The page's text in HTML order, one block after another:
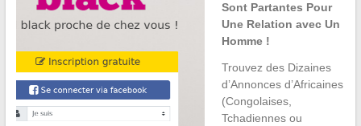
Sont Partantes Pour
Une Relation avec Un
Homme !
Trouvez des Dizaines
d’Annonces d’Africaines
(Congolaises,
Tchadiennes ou